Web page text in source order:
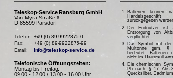
Teleskop-Service Ransburg GmbH
Von-Myra-Straße 8
D-85599 Parsdorf
Telefon: +49 (0) 89-9922875-0
Fax:       +49 (0) 89-9922875-99
Email: info@teleskop-service.de
Telefonische Öffnungszeiten:
Montag bis Freitag:
09.00 - 12.00 / 13.00 - 16.00 Uhr
Batterien können
zurückgegeben
Der Endnutzer ist
Entsorgung von
verpflichtet.
Das Symbol mit der
Mülltonne gem. §
bedeutet: Batterien
nicht im Hausmüll
Die chemischen
Pb nach § 17
Quecksilber,